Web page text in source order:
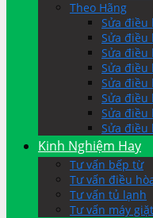
Theo Hãng
Sửa điều
Sửa điều
Sửa điều
Sửa điều
Sửa điều
Sửa điều
Sửa điều
Sửa điều
Kinh Nghiệm Hay
Tư vấn bếp từ
Tư vấn điều
Tư vấn tủ lạnh
Tư vấn máy giặt